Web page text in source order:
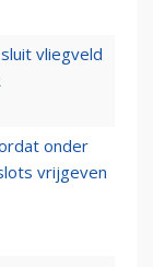
vliegveld
onder
vrijgeven